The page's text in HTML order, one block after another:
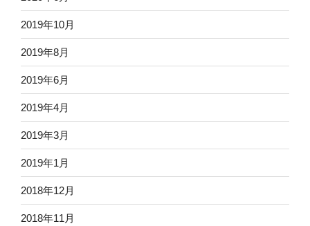
2019年10月
2019年8月
2019年6月
2019年4月
2019年3月
2019年1月
2018年12月
2018年11月